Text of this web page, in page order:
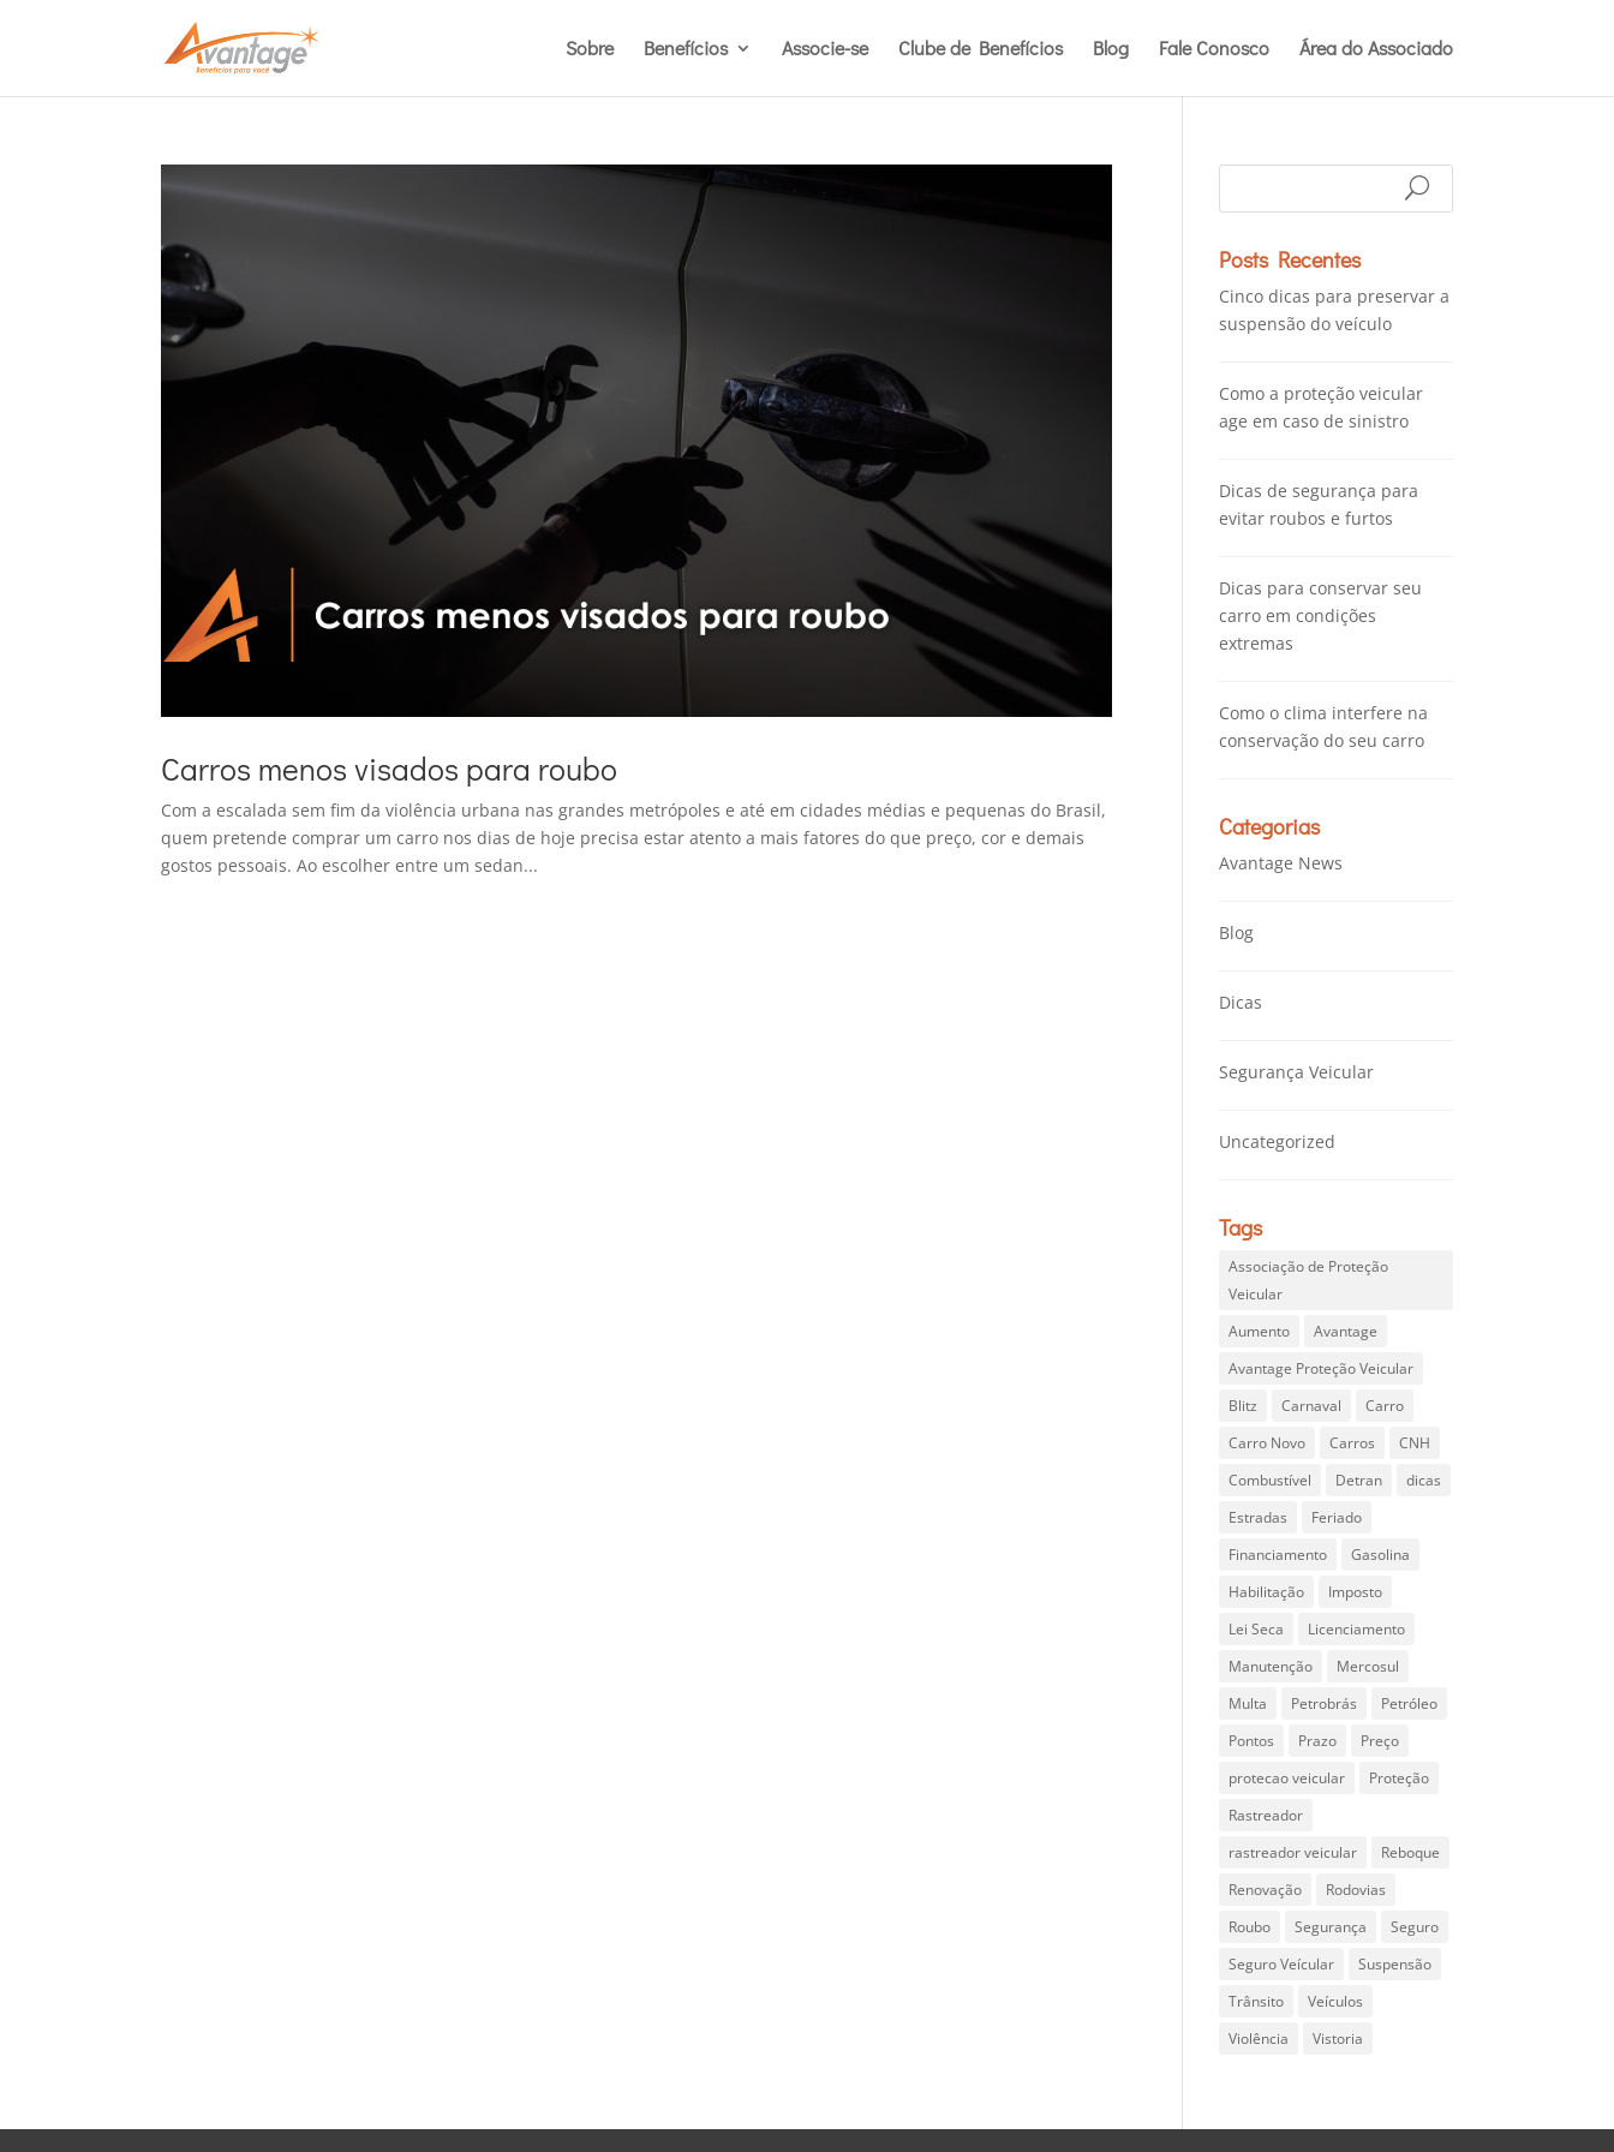
Sobre Benefícios Associe-se Clube de Benefícios Blog Fale Conosco Área do Associado
Carros menos visados para roubo
Com a escalada sem fim da violência urbana nas grandes metrópoles e até em cidades médias e pequenas do Brasil,
quem pretende comprar um carro nos dias de hoje precisa estar atento a mais fatores do que preço, cor e demais
gostos pessoais. Ao escolher entre um sedan...
Posts Recentes
Cinco dicas para preservar a
suspensão do veículo
Como a proteção veicular
age em caso de sinistro
Dicas de segurança para
evitar roubos e furtos
Dicas para conservar seu
carro em condições
extremas
Como o clima interfere na
conservação do seu carro
Categorias
Avantage News
Blog
Dicas
Segurança Veicular
Uncategorized
Tags
Associação de Proteção
Veicular
Aumento
Avantage
Avantage Proteção Veicular
Blitz
Carnaval
Carro
Carro Novo
Carros
CNH
Combustível
Detran
dicas
Estradas
Feriado
Financiamento
Gasolina
Habilitação
Imposto
Lei Seca
Licenciamento
Manutenção
Mercosul
Multa
Petrobrás
Petróleo
Pontos
Prazo
Preço
protecao veicular
Proteção
Rastreador
rastreador veicular
Reboque
Renovação
Rodovias
Roubo
Segurança
Seguro
Seguro Veícular
Suspensão
Trânsito
Veículos
Violência
Vistoria